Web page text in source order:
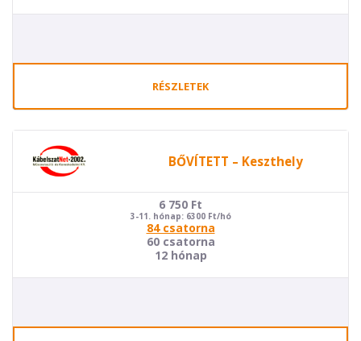
RÉSZLETEK
BŐVÍTETT – Keszthely
6 750 Ft
3-11. hónap: 6300 Ft/hó
84 csatorna
60 csatorna
12 hónap